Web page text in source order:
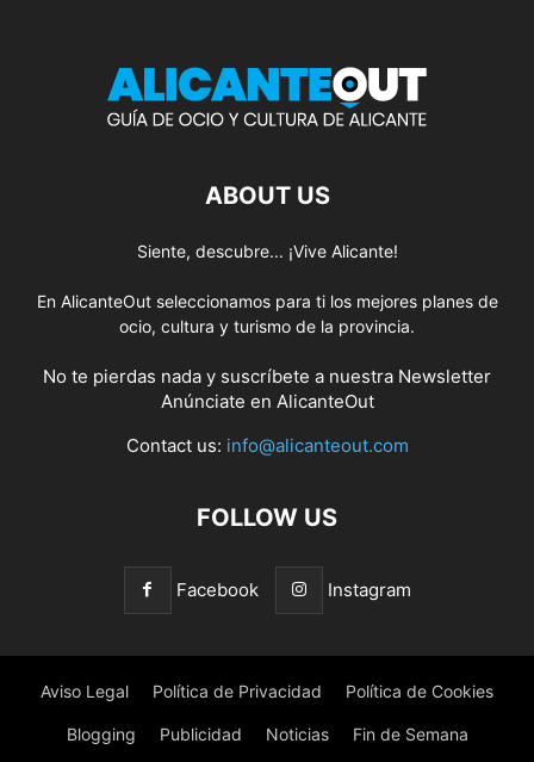
ABOUT US
Siente, descubre... ¡Vive Alicante!
En AlicanteOut seleccionamos para ti los mejores planes de
ocio, cultura y turismo de la provincia.
No te pierdas nada y suscríbete a nuestra Newsletter
Anúnciate en AlicanteOut
Contact us: info@alicanteout.com
FOLLOW US
Facebook Instagram
Aviso Legal Política de Privacidad Política de Cookies
Blogging Publicidad Noticias Fin de Semana